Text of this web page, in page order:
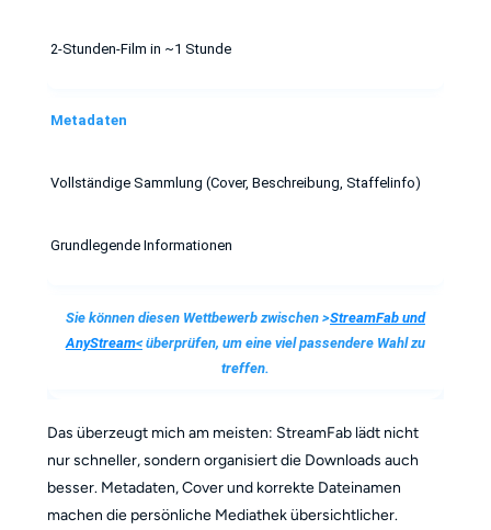
2-Stunden-Film in ~1 Stunde
Metadaten
Vollständige Sammlung (Cover, Beschreibung, Staffelinfo)
Grundlegende Informationen
Sie können diesen Wettbewerb zwischen >StreamFab und
AnyStream<überprüfen, um eine viel passendere Wahl zu
treffen.
Das überzeugt mich am meisten: StreamFab lädt nicht
nur schneller, sondern organisiert die Downloads auch
besser. Metadaten, Cover und korrekte Dateinamen
machen die persönliche Mediathek übersichtlicher.